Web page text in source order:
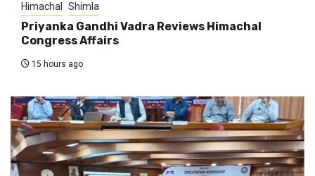
Himachal Shimla
Priyanka Gandhi Vadra Reviews Himachal
Congress Affairs
15 hours ago